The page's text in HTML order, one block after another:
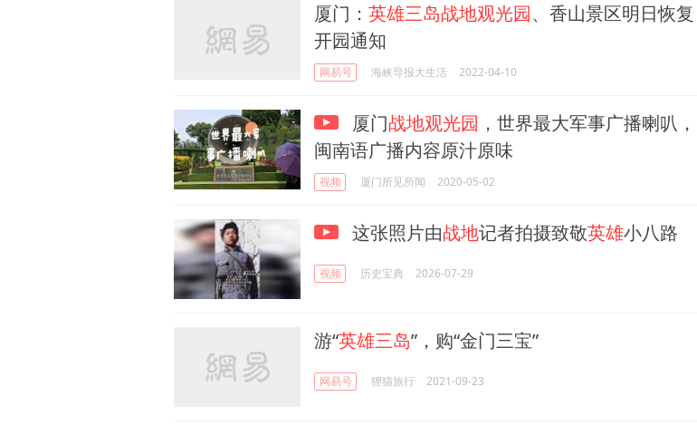
厦门： 英雄三岛战地观光园、香山景区明日恢复
开园通知
网易号 海峡导报大生活 2022-04-10
厦门战地观光园 ，世界最大军事广播喇叭，
闽南语广播内容原汁原味
视频 厦门所见所闻 2020-05-02
这张照片由战地记者拍摄致敬英雄小八路
视频 历史宝典 2026-07-29
游“英雄三岛”，购“金门三宝”
网易号 狸猫旅行 2021-09-23